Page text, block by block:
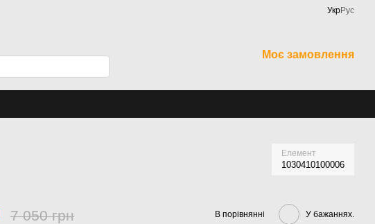
УкрРус
Моє замовлення
Елемент
1030410100006
7 050 грн В порівнянні У бажаннях.